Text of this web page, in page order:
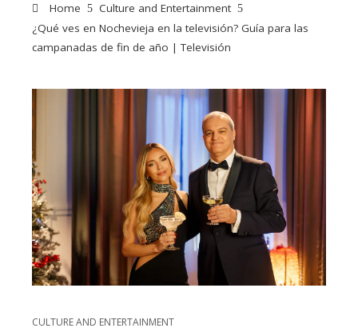
Home
Culture and Entertainment
¿Qué ves en Nochevieja en la televisión? Guía para las
campanadas de fin de año | Televisión
CULTURE AND ENTERTAINMENT